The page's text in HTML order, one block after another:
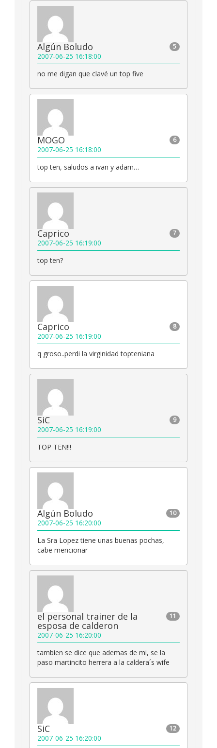
5
Algún Boludo
2007-06-25 16:18:00
no me digan que clavé un top five
6
MOGO
2007-06-25 16:18:00
top ten, saludos a ivan y adam…
7
Caprico
2007-06-25 16:19:00
top ten?
8
Caprico
2007-06-25 16:19:00
q groso..perdi la virginidad topteniana
9
SiC
2007-06-25 16:19:00
TOP TEN!!!
10
Algún Boludo
2007-06-25 16:20:00
La Sra Lopez tiene unas buenas pochas,
cabe mencionar
11
el personal trainer de la
esposa de calderon
2007-06-25 16:20:00
tambien se dice que ademas de mi, se la
paso martincito herrera a la caldera´s wife
12
SiC
2007-06-25 16:20:00